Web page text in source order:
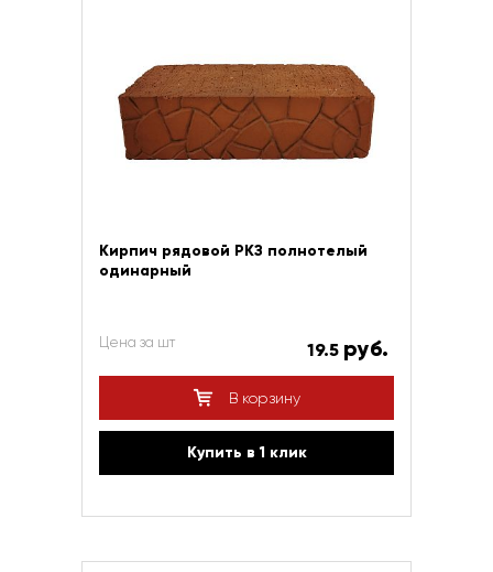
Кирпич рядовой РКЗ полнотелый
одинарный
Цена за шт 19.5 руб.
В корзину
Купить в 1 клик